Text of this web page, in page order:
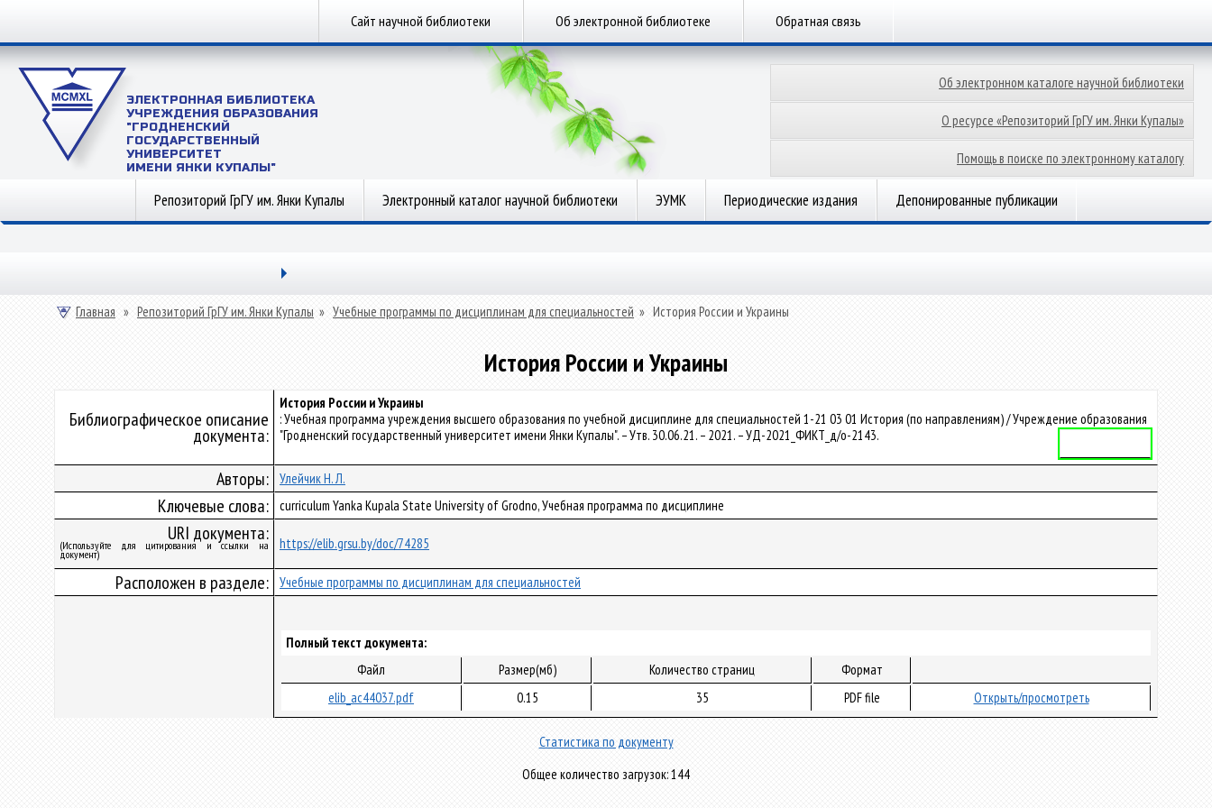
Сайт научной библиотеки Об электронной библиотеке Обратная связь
ЭЛЕКТРОННАЯ БИБЛИОТЕКА
УЧРЕЖДЕНИЯ ОБРАЗОВАНИЯ
"ГРОДНЕНСКИЙ
ГОСУДАРСТВЕННЫЙ
УНИВЕРСИТЕТ
ИМЕНИ ЯНКИ КУПАЛЫ"
Об электронном каталоге научной библиотеки
О ресурсе «Репозиторий ГрГУ им. Янки Купалы»
Помощь в поиске по электронному каталогу
Репозиторий ГрГУ им. Янки Купалы Электронный каталог научной библиотеки ЭУМК Периодические издания Депонированные публикации
Главная » Репозиторий ГрГУ им. Янки Купалы » Учебные программы по дисциплинам для специальностей » История России и Украины
История России и Украины
Библиографическое описание
документа:
История России и Украины
: Учебная программа учреждения высшего образования по учебной дисциплине для специальностей 1-21 03 01 История (по направлениям) / Учреждение образования
"Гродненский государственный университет имени Янки Купалы". – Утв. 30.06.21. – 2021. – УД-2021_ФИКТ_д/о-2143.
Авторы: Улейчик Н. Л.
Ключевые слова: curriculum Yanka Kupala State University of Grodno, Учебная программа по дисциплине
URI документа:
(Используйте для цитирования и ссылки на
документ)
https://elib.grsu.by/doc/74285
Расположен в разделе: Учебные программы по дисциплинам для специальностей
Полный текст документа:
Файл
Размер(мб) Количество страниц
Формат
elib_ac44037.pdf
0.15 35 PDF file Открыть/просмотреть
Статистика по документу
Общее количество загрузок: 144